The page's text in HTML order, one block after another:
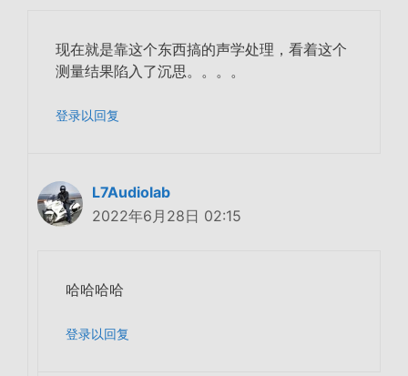
现在就是靠这个东西搞的声学处理，看着这个
测量结果陷入了沉思。。。。
登录以回复
L7Audiolab
2022年6月28日 02:15
哈哈哈哈
登录以回复